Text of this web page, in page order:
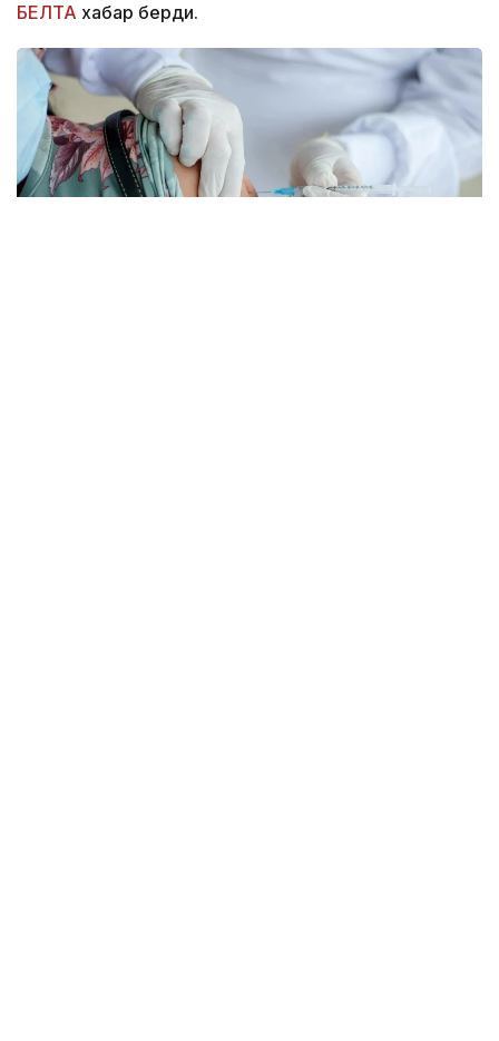
БЕЛТА хабар берди.